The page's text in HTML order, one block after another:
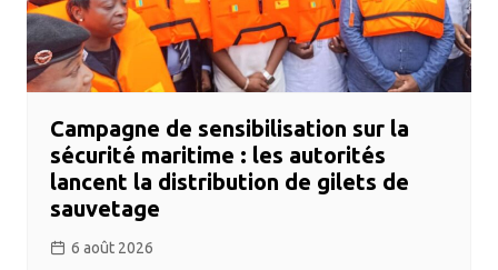
Campagne de sensibilisation sur la
sécurité maritime : les autorités
lancent la distribution de gilets de
sauvetage
6 août 2026